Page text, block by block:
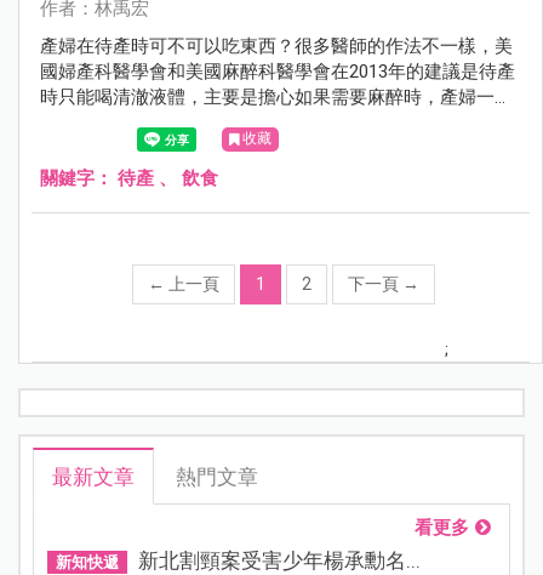
作者：林禹宏
產婦在待產時可不可以吃東西？很多醫師的作法不一樣，美
國婦產科醫學會和美國麻醉科醫學會在2013年的建議是待產
時只能喝清澈液體，主要是擔心如果需要麻醉時，產婦一旦
嘔吐可能會嗆到或導致吸入性肺炎。甚至對一些高危險群的
產婦，例如過度肥胖、糖尿病、呼吸道有問題、或是可能需
要開刀的產婦則應該進一步限制水份。但是世界衛生組織則
收藏
關鍵字： 待產 、 飲食
← 上一頁 1 2 下一頁 →
;
最新文章 熱門文章
看更多
新知快遞 新北割頸案受害少年楊承勳名...